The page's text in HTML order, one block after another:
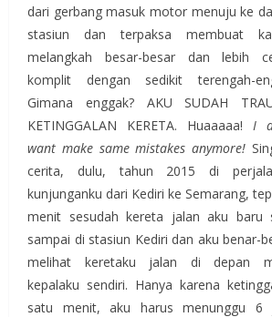
dari gerbang masuk motor menuju ke
stasiun dan terpaksa membuat
melangkah besar-besar dan lebih
komplit dengan sedikit terengah-
Gimana enggak? AKU SUDAH
KETINGGALAN KERETA. Huaaaaa! I
want make same mistakes anymore!
cerita, dulu, tahun 2015 di
kunjunganku dari Kediri ke Semarang,
menit sesudah kereta jalan aku baru
sampai di stasiun Kediri dan aku benar-
melihat keretaku jalan di depan
kepalaku sendiri. Hanya karena
satu menit, aku harus menunggu 6